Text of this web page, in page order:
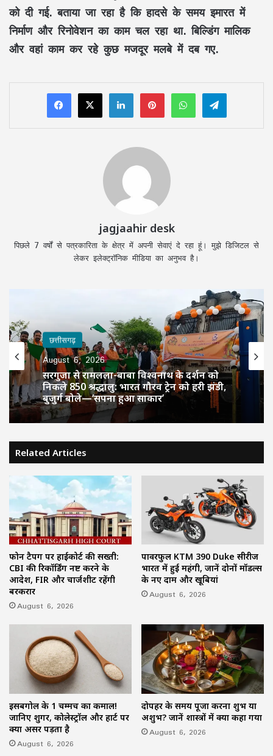
को दी गई. बताया जा रहा है कि हादसे के समय इमारत में
निर्माण और रिनोवेशन का काम चल रहा था. बिल्डिंग मालिक
और वहां काम कर रहे कुछ मजदूर मलबे में दब गए.
LinkedInPinterestWhatsAppTelegram
jagjaahir desk
पिछले 7 वर्षों से पत्रकारिता के क्षेत्र में अपनी सेवाएं दे रहा हूं। मुझे डिजिटल से
लेकर इलेक्ट्रॉनिक मीडिया का अनुभव है।
छत्तीसगढ़
August 6, 2026
सरगुजा से रामलला-बाबा विश्वनाथ के दर्शन को
निकले 850 श्रद्धालु: भारत गौरव ट्रेन को हरी झंडी,
बुजुर्ग बोले—‘सपना हुआ साकार’
छत्तीसगढ़
August 6, 2026
CM साय की हाईलेवल समीक्षा: CM हेल्पलाइन,
सेवा सेतु और एग्रीस्टैक पर फोकस, लापरवाही
Related Articles
फोन टैपिंग पर हाईकोर्ट की सख्ती:
CBI की रिकॉर्डिंग नष्ट करने के
आदेश, FIR और चार्जशीट रहेंगी
बरकरार
August 6, 2026
पावरफुल KTM 390 Duke सीरीज
भारत में हुई महंगी, जानें दोनों मॉडल्स
के नए दाम और खूबियां
August 6, 2026
इसबगोल के 1 चम्मच का कमाल!
जानिए शुगर, कोलेस्ट्रॉल और हार्ट पर
क्या असर पड़ता है
August 6, 2026
दोपहर के समय पूजा करना शुभ या
अशुभ? जानें शास्त्रों में क्या कहा गया
August 6, 2026